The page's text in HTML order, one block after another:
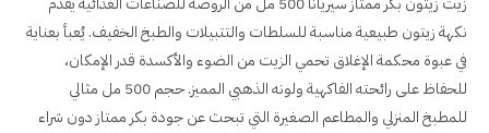
نكهة زيتون طبيعية مناسبة للسلطات والتتبيلات والطبخ الخفيف. يُعبأ بعناية
في عبوة محكمة الإغلاق تحمي الزيت من الضوء والأكسدة قدر الإمكان،
للحفاظ على رائحته الفاكهية ولونه الذهبي المميز. حجم 500 مل مثالي
للمطبخ المنزلي والمطاعم الصغيرة التي تبحث عن جودة بكر ممتاز دون شراء